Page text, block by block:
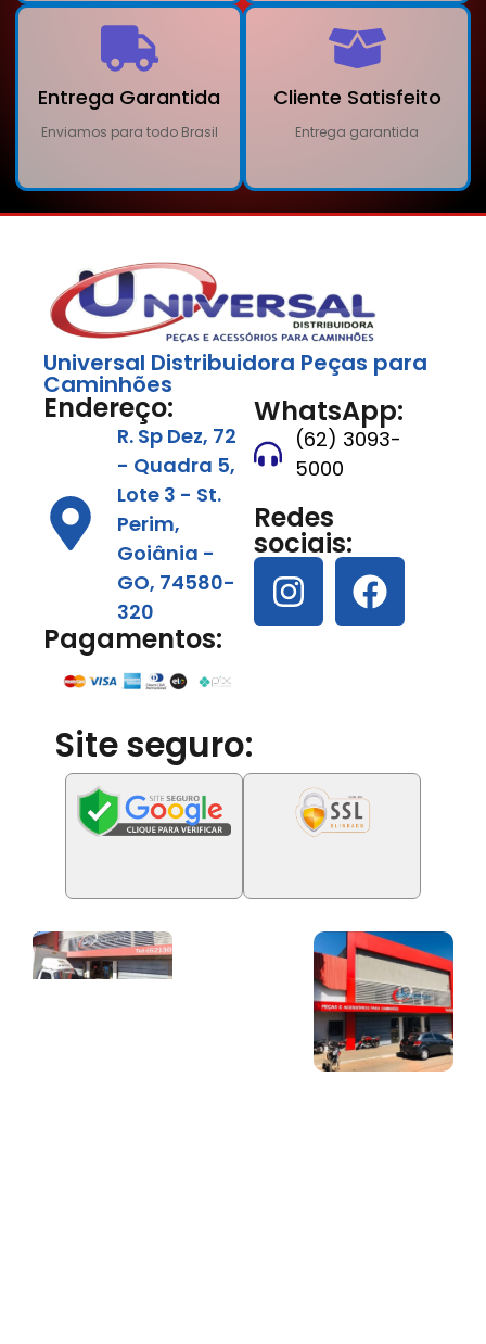
Entrega Garantida
Enviamos para todo Brasil
Cliente Satisfeito
Entrega garantida
Universal Distribuidora Peças para
Caminhões
Endereço:
R. Sp Dez, 72
- Quadra 5,
Lote 3 - St.
Perim,
Goiânia -
GO, 74580-
320
Pagamentos:
WhatsApp:
(62) 3093-
5000
Redes
sociais:
Site seguro: